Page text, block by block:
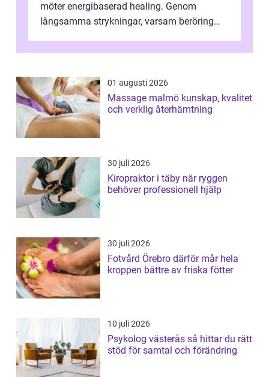
möter energibaserad healing. Genom
långsamma strykningar, varsam beröring
nervsys...
01 augusti 2026
Massage malmö kunskap, kvalitet
och verklig återhämtning
30 juli 2026
Kiropraktor i täby när ryggen
behöver professionell hjälp
30 juli 2026
Fotvård Örebro därför mår hela
kroppen bättre av friska fötter
10 juli 2026
Psykolog västerås så hittar du rätt
stöd för samtal och förändring